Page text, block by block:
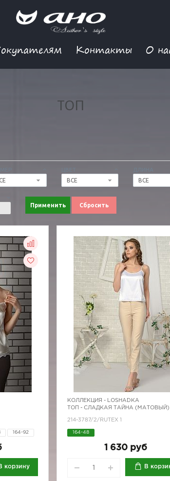
Контакты О
ТОП
ВСЕ
ВСЕ
Применить Сбросить
164-92
корзину
КОЛЛЕКЦИЯ - LOSHADKA
ТОП - СЛАДКАЯ ТАЙНА (МАТОВЫЙ)
214-3787/2/RUTEX 1
164-48
1 630 руб
В